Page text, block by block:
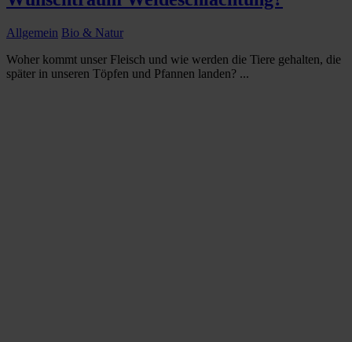
Allgemein Bio & Natur
Woher kommt unser Fleisch und wie werden die Tiere gehalten, die
später in unseren Töpfen und Pfannen landen? ...